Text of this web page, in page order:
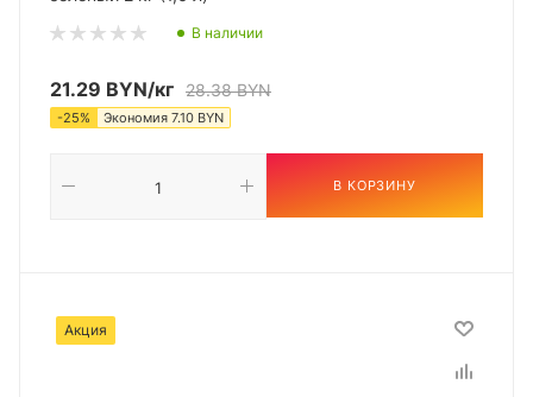
В наличии
21.29 BYN/кг 28.38BYN
-25% Экономия 7.10 BYN
В КОРЗИНУ
Акция